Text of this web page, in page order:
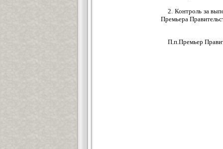
2. Контроль за
Премьера